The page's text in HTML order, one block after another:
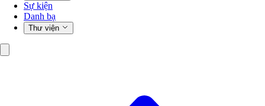
Sự kiện
Danh bạ
Thư viện